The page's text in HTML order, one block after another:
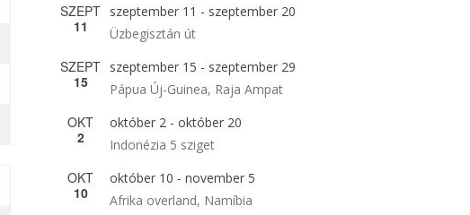
SZEPT
11
szeptember 11 - szeptember 20
Üzbegisztán út
SZEPT
15
szeptember 15 - szeptember 29
Pápua Új-Guinea, Raja Ampat
OKT
2
október 2 - október 20
Indonézia 5 sziget
OKT
10
október 10 - november 5
Afrika overland, Namíbia